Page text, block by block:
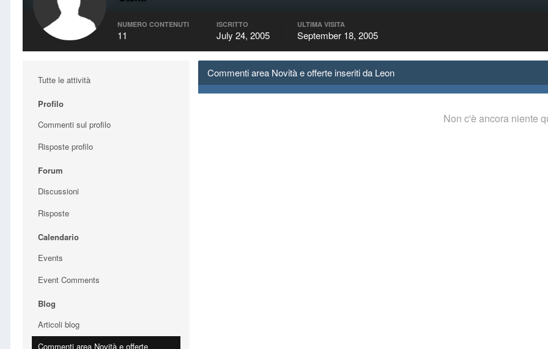
NUMERO CONTENUTI
11
ISCRITTO
July 24, 2005
ULTIMA VISITA
September 18, 2005
Tutte le attività
Profilo
Commenti sul profilo
Risposte profilo
Forum
Discussioni
Risposte
Calendario
Events
Event Comments
Blog
Articoli blog
Commenti area Novità e offerte
Commenti area Novità e offerte inseriti da Leon
Non c'è ancora niente